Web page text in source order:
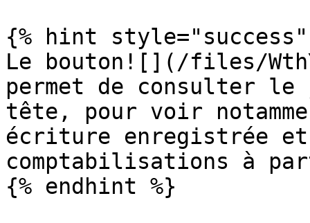
{% hint style="success"
Le bouton![](/files/
permet de consulter
tête, pour voir
écriture enregistrée et
comptabilisations à
{% endhint %}